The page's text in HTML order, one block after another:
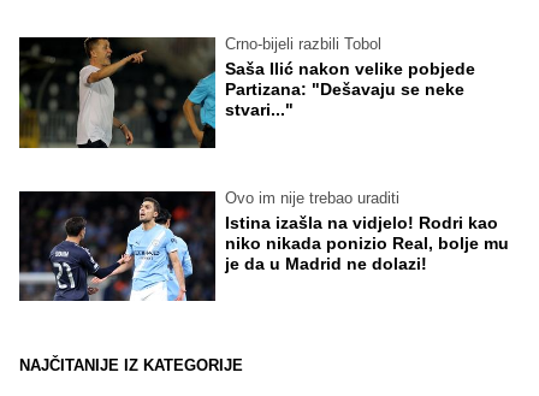
Crno-bijeli razbili Tobol
Saša Ilić nakon velike pobjede
Partizana: "Dešavaju se neke
stvari..."
Ovo im nije trebao uraditi
Istina izašla na vidjelo! Rodri kao
niko nikada ponizio Real, bolje mu
je da u Madrid ne dolazi!
NAJČITANIJE IZ KATEGORIJE